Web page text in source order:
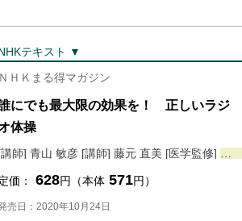
テキスト ▼
ＮＨＫまる得マガジン
にでも最大限の効果を！ 正しいラジ
体操
価： 628円（本体 571円）
売日：2020年10月24日